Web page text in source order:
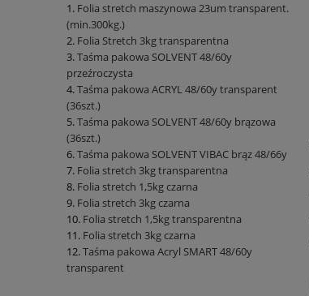
Folia stretch maszynowa 23um transparent.
(min.300kg.)
Folia Stretch 3kg transparentna
Taśma pakowa SOLVENT 48/60y
przeźroczysta
Taśma pakowa ACRYL 48/60y transparent
(36szt.)
Taśma pakowa SOLVENT 48/60y brązowa
(36szt.)
Taśma pakowa SOLVENT VIBAC brąz 48/66y
Folia stretch 3kg transparentna
Folia stretch 1,5kg czarna
Folia stretch 3kg czarna
Folia stretch 1,5kg transparentna
Folia stretch 3kg czarna
Taśma pakowa Acryl SMART 48/60y
transparent